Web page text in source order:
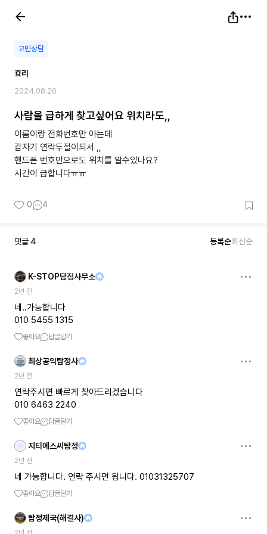
고민상담
효리
2024.08.20
사람을 급하게 찾고싶어요 위치라도,,
이름이랑 전화번호만 아는데
갑자기 연락두절이되서 ,,
핸드폰 번호만으로도 위치를 알수있나요?
시간이 급합니다ㅠㅠ
0 4
댓글 4 등록순최신순
K-STOP탐정사무소
2년 전
네..가능합니다
010 5455 1315
좋아요 답글달기
최상공익탐정사
2년 전
연락주시면 빠르게 찾아드리겠습니다
010 6463 2240
좋아요 답글달기
지티에스씨탐정
2년 전
네 가능합니다. 연락 주시면 됩니다. 01031325707
좋아요 답글달기
탐정제국(해결사)